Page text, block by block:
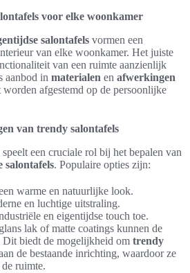
voor elke woonkamer
salontafels vormen een
van elke woonkamer. Het juiste
van een ruimte aanzienlijk
aanbod in materialen en afwerkingen
afgestemd op de persoonlijke
van trendy salontafels
speelt een cruciale rol bij het bepalen van
salontafels. Populaire opties zijn:
warme en natuurlijke look.
en luchtige uitstraling.
en eigentijdse touch toe.
lak of matte coatings kunnen de
biedt de mogelijkheid om trendy
de bestaande inrichting, waardoor ze
ruimte.